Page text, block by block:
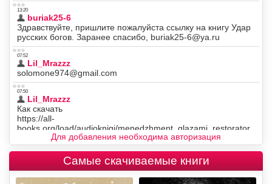
Для добавления необходима авторизация
Самые скачиваемые книги